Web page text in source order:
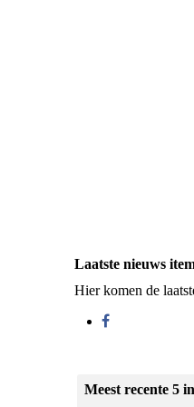
Laatste nieuws
Hier komen de
Meest recente 5